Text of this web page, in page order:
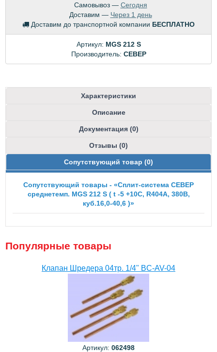
Самовывоз — Сегодня
Доставим — Через 1 день
Доставим до транспортной компании БЕСПЛАТНО
Артикул: MGS 212 S
Производитель: CEBEP
Характеристики
Описание
Документация (0)
Отзывы (0)
Сопутствующий товар (0)
Сопутствующий товары - «Сплит-система СЕВЕР
среднетемп. MGS 212 S ( t -5 +10С, R404А, 380B,
куб.16,0-40,6 )»
Популярные товары
Клапан Шредера 04тр. 1/4" BC-AV-04
Артикул: 062498